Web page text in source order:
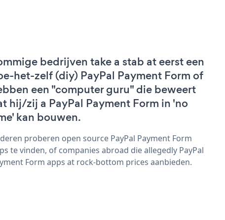
bedrijven take a stab at eerst een
het-zelf (diy) PayPal Payment Form of
een "computer guru" die beweert
hij/zij a PayPal Payment Form in 'no
kan bouwen.
proberen open source PayPal Payment Form
te vinden, of companies abroad die allegedly PayPal
Form apps at rock-bottom prices aanbieden.